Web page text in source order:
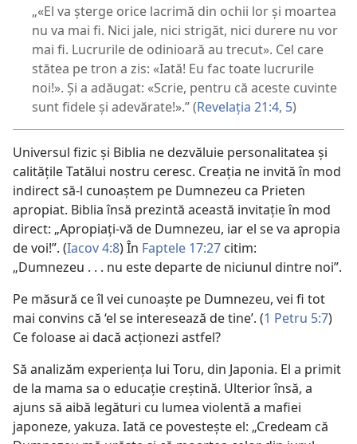
„«El va șterge orice lacrimă din ochii lor și moartea
nu va mai fi. Nici jale, nici strigăt, nici durere nu vor
mai fi. Lucrurile de odinioară au trecut». Cel care
stătea pe tron a zis: «Iată! Eu fac toate lucrurile
noi!». Și a adăugat: «Scrie, pentru că aceste cuvinte
sunt fidele și adevărate!».” (Revelația 21:4, 5)
Universul fizic și Biblia ne dezvăluie personalitatea și
calitățile Tatălui nostru ceresc. Creația ne invită în mod
indirect să-l cunoaștem pe Dumnezeu ca Prieten
apropiat. Biblia însă prezintă această invitație în mod
direct: „Apropiați-vă de Dumnezeu, iar el se va apropia
de voi!”. (Iacov 4:8) În Faptele 17:27 citim:
„Dumnezeu . . . nu este departe de niciunul dintre noi”.
Pe măsură ce îl vei cunoaște pe Dumnezeu, vei fi tot
mai convins că ‘el se interesează de tine’. (1 Petru 5:7)
Ce foloase ai dacă acționezi astfel?
Să analizăm experiența lui Toru, din Japonia. El a primit
de la mama sa o educație creștină. Ulterior însă, a
ajuns să aibă legături cu lumea violentă a mafiei
japoneze, yakuza. Iată ce povestește el: „Credeam că